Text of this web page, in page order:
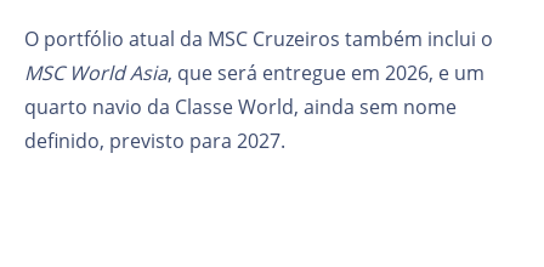
O portfólio atual da MSC Cruzeiros também inclui o
MSC World Asia, que será entregue em 2026, e um
quarto navio da Classe World, ainda sem nome
definido, previsto para 2027.